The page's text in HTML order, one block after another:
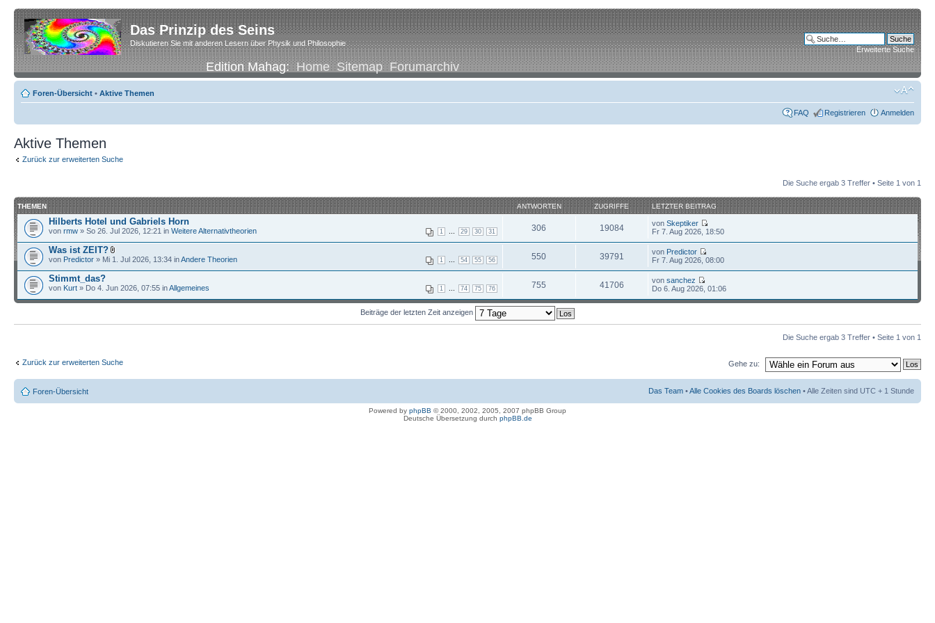
Das Prinzip des Seins
Diskutieren Sie mit anderen Lesern über Physik und Philosophie
Edition Mahag:Home Sitemap Forumarchiv
Erweiterte Suche
Foren-Übersicht • Aktive Themen
FAQ Registrieren Anmelden
Aktive Themen
Zurück zur erweiterten Suche
Die Suche ergab 3 Treffer • Seite 1 von 1
THEMEN ANTWORTEN ZUGRIFFE LETZTER BEITRAG
Hilberts Hotel und Gabriels Horn
1 29 30 31
von rmw » So 26. Jul 2026, 12:21 in Weitere Alternativtheorien 306 19084 vonSkeptiker
Fr 7. Aug 2026, 18:50
Was ist ZEIT?
1 54 55 56
von Predictor » Mi 1. Jul 2026, 13:34 inAndere Theorien 550 39791 von Predictor
Fr 7. Aug 2026, 08:00
Stimmt_das?
1 74 75 76
von Kurt » Do 4. Jun 2026, 07:55 inAllgemeines 755 41706 vonsanchez
Do 6. Aug 2026, 01:06
Beiträge der letzten Zeit anzeigen
Die Suche ergab 3 Treffer • Seite 1 von 1
Zurück zur erweiterten Suche Gehe zu:
Foren-Übersicht Das Team •Alle Cookies des Boards löschen • Alle Zeiten sind UTC + 1 Stunde
Powered by phpBB © 2000, 2002, 2005, 2007 phpBB Group
Deutsche Übersetzung durch phpBB.de